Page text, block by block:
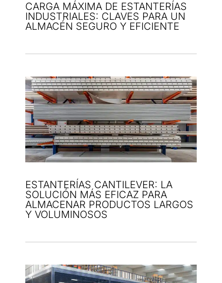
CARGA MÁXIMA DE ESTANTERÍAS
INDUSTRIALES: CLAVES PARA UN
ALMACÉN SEGURO Y EFICIENTE
ESTANTERÍAS CANTILEVER: LA
SOLUCIÓN MÁS EFICAZ PARA
ALMACENAR PRODUCTOS LARGOS
Y VOLUMINOSOS